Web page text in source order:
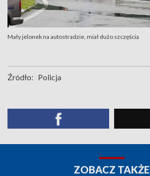
Mały jelonek na autostradzie, miał dużo szczęścia
Źródło: Policja
ZOBACZ TAKŻE